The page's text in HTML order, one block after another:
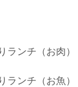
ランチ（お肉
ランチ（お魚